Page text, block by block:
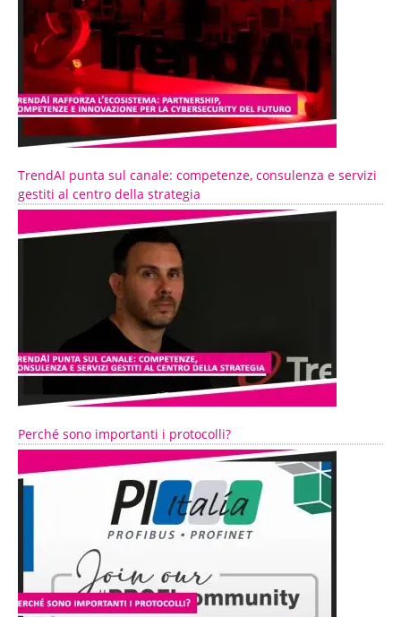
TrendAI punta sul canale: competenze, consulenza e servizi
gestiti al centro della strategia
Perché sono importanti i protocolli?